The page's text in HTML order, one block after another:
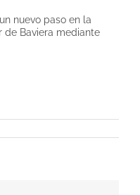
nuevo paso en la
de Baviera mediante